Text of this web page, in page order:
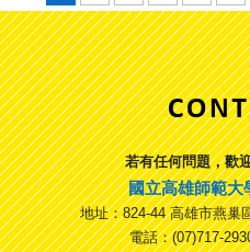
若有任何問題，歡
國立高雄師範大
地址：824-44 高雄市燕巢
電話：(07)717-